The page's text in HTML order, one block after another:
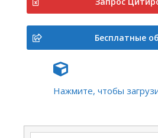
Бесплатные
Нажмите, чтобы